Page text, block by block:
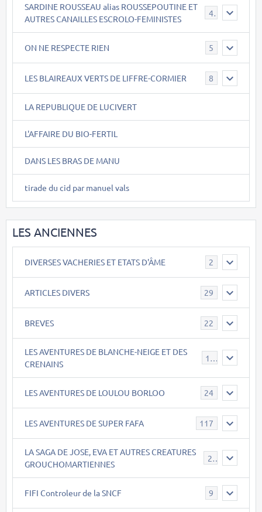
SARDINE ROUSSEAU alias ROUSSEPOUTINE ET
AUTRES CANAILLES ESCROLO-FEMINISTES
40
ON NE RESPECTE RIEN 5
LES BLAIREAUX VERTS DE LIFFRE-CORMIER 8
LA REPUBLIQUE DE LUCIVERT
L'AFFAIRE DU BIO-FERTIL
DANS LES BRAS DE MANU
tirade du cid par manuel vals
LES ANCIENNES
DIVERSES VACHERIES ET ETATS D'ÂME 2
ARTICLES DIVERS 29
BREVES 22
LES AVENTURES DE BLANCHE-NEIGE ET DES
CRENAINS
17
LES AVENTURES DE LOULOU BORLOO 24
LES AVENTURES DE SUPER FAFA 117
LA SAGA DE JOSE, EVA ET AUTRES CREATURES
GROUCHOMARTIENNES
26
FIFI Controleur de la SNCF 9